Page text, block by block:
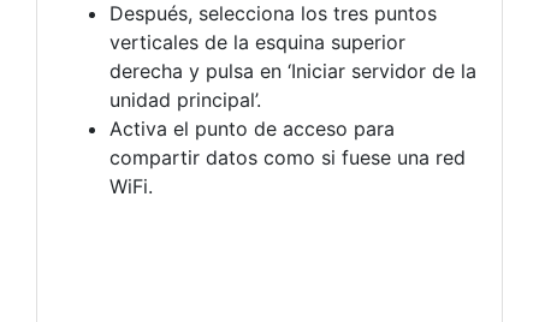
Después, selecciona los tres puntos
verticales de la esquina superior
derecha y pulsa en ‘Iniciar servidor de la
unidad principal’.
Activa el punto de acceso para
compartir datos como si fuese una red
WiFi.